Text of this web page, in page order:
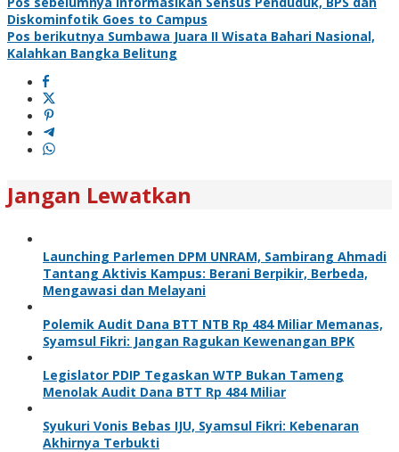
Diskominfotik Goes to Campus
Pos berikutnya Sumbawa Juara II Wisata Bahari Nasional,
Kalahkan Bangka Belitung
Jangan Lewatkan
Launching Parlemen DPM UNRAM, Sambirang Ahmadi
Tantang Aktivis Kampus: Berani Berpikir, Berbeda,
Mengawasi dan Melayani
Polemik Audit Dana BTT NTB Rp 484 Miliar Memanas,
Syamsul Fikri: Jangan Ragukan Kewenangan BPK
Legislator PDIP Tegaskan WTP Bukan Tameng
Menolak Audit Dana BTT Rp 484 Miliar
Syukuri Vonis Bebas IJU, Syamsul Fikri: Kebenaran
Akhirnya Terbukti